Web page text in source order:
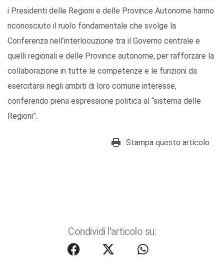
i Presidenti delle Regioni e delle Province Autonome hanno
riconosciuto il ruolo fondamentale che svolge la
Conferenza nell’interlocuzione tra il Governo centrale e
quelli regionali e delle Province autonome, per rafforzare la
collaborazione in tutte le competenze e le funzioni da
esercitarsi negli ambiti di loro comune interesse,
conferendo piena espressione politica al “sistema delle
Regioni”.
Stampa questo articolo
Condividi l'articolo su: